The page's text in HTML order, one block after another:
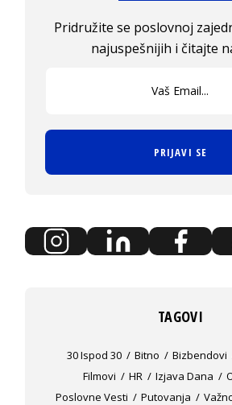
Pridružite se poslovnoj
najuspešnijih i čitajte
PRIJAVI SE
TAGOVI
30 Ispod 30 Bitno Bizbendovi
Filmovi
HR Izjava Dana
Poslovne Vesti
Putovanja